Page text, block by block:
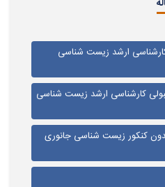
کارشناسی ارشد زیست شناسی
قبولی کارشناسی ارشد زیست شناسی
کنکور زیست شناسی جانوری